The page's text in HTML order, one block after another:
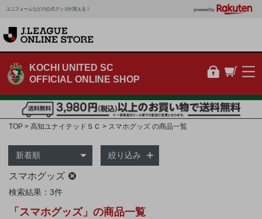
ユニフォームなどの公式グッズが買える！ powered by
KOCHI UNITED SC
OFFICIAL ONLINE SHOP
TOP 高知ユナイテッドＳＣ スマホグッズ の商品一覧
絞り込み
スマホグッズ
検索結果：3件
「スマホグッズ」の商品一覧